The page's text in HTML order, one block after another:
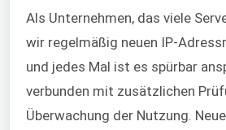
Als Unternehmen, das viele
wir regelmäßig neuen IP-
und jedes Mal ist es spürbar
verbunden mit zusätzlichen
Überwachung der Nutzung.